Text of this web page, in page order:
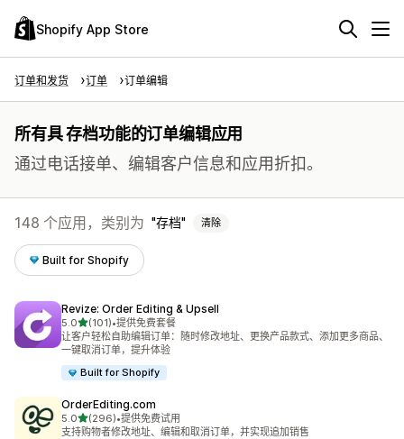
Shopify App Store
订单和发货 订单 订单编辑
所有具 存档功能的订单编辑应用
通过电话接单、编辑客户信息和应用折扣。
148 个应用，类别为 存档 清除
Built for Shopify
Revize: Order Editing & Upsell
5.0星（满分 5 星）
(101)
总共 101 条评论
•提供免费套餐
让客户轻松自助编辑订单：随时修改地址、更换产品款式、添加更多商品、
一键取消订单，提升体验
Built for Shopify
OrderEditing.com
5.0星（满分 5 星）
(296)
总共 296 条评论
•提供免费试用
支持购物者修改地址、编辑和取消订单，并实现追加销售